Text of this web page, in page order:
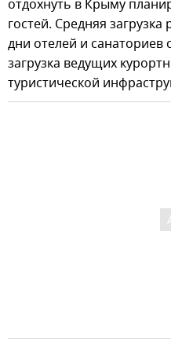
отдохнуть в Крыму
гостей. Средняя
дни отелей и санаториев
загрузка ведущих
туристической